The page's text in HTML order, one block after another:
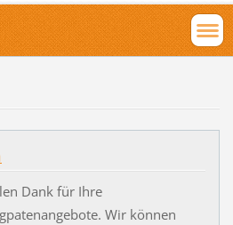
Dank für Ihre
Wir können